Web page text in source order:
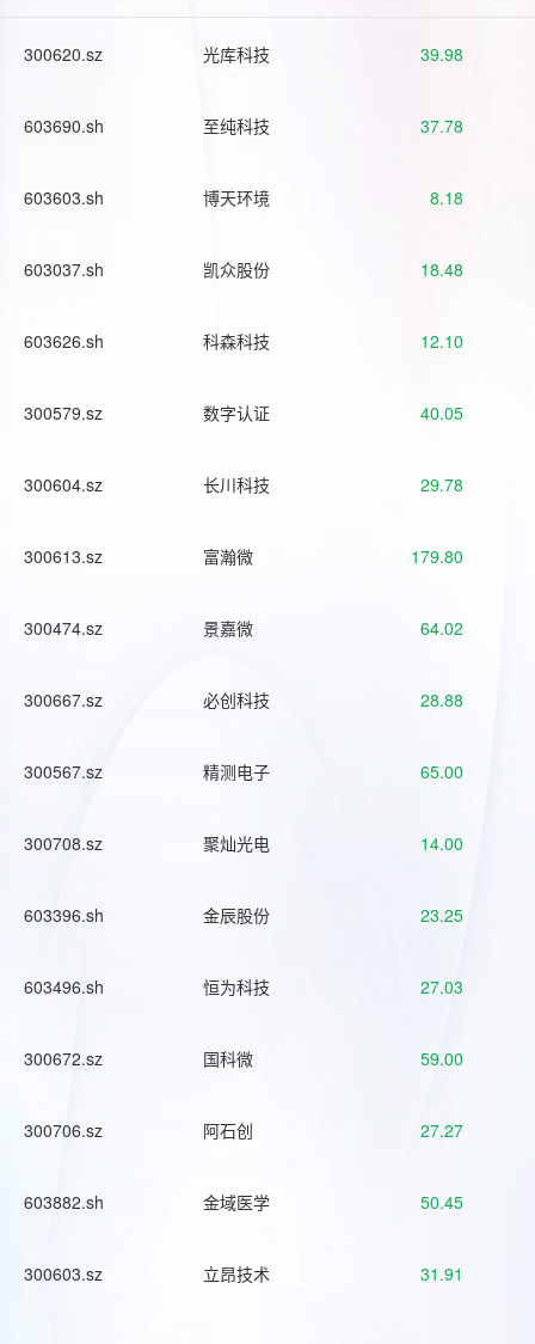
300620.sz 光库科技 39.98
603690.sh 至纯科技 37.78
603603.sh 博天环境 8.18
603037.sh 凯众股份 18.48
603626.sh 科森科技 12.10
300579.sz 数字认证 40.05
300604.sz 长川科技 29.78
300613.sz 富瀚微 179.80
300474.sz 景嘉微 64.02
300667.sz 必创科技 28.88
300567.sz 精测电子 65.00
300708.sz 聚灿光电 14.00
603396.sh 金辰股份 23.25
603496.sh 恒为科技 27.03
300672.sz 国科微 59.00
300706.sz 阿石创 27.27
603882.sh 金域医学 50.45
300603.sz 立昂技术 31.91